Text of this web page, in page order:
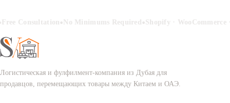
Consultation• No Minimums Required • Shopify · WooCommerce
Логистическая и фулфилмент-компания из Дубая для
продавцов, перемещающих товары между Китаем и ОАЭ.